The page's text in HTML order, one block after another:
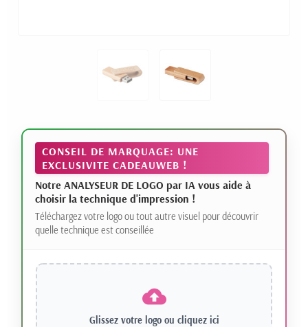
CONSEIL DE MARQUAGE: UNE
EXCLUSIVITE CADEAUWEB !
Notre ANALYSEUR DE LOGO par IA vous aide à
choisir la technique d'impression !
Téléchargez votre logo ou tout autre visuel pour découvrir
quelle technique est conseillée
Glissez votre logo ou cliquez ici